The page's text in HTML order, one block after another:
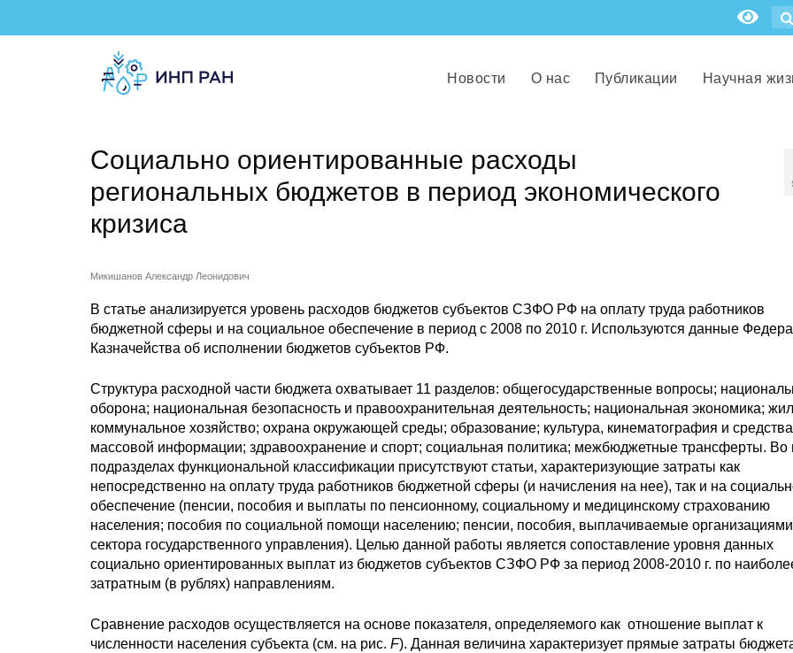
Новости О нас Публикации Научная
Социально ориентированные расходы
региональных бюджетов в период экономического
кризиса
Микишанов Александр Леонидович
В статье анализируется уровень расходов бюджетов субъектов СЗФО РФ на оплату труда работников
бюджетной сферы и на социальное обеспечение в период с 2008 по 2010 г. Используются данные
Казначейства об исполнении бюджетов субъектов РФ.
Структура расходной части бюджета охватывает 11 разделов: общегосударственные вопросы;
оборона; национальная безопасность и правоохранительная деятельность; национальная экономика;
коммунальное хозяйство; охрана окружающей среды; образование; культура, кинематография и средства
массовой информации; здравоохранение и спорт; социальная политика; межбюджетные трансферты. Во
подразделах функциональной классификации присутствуют статьи, характеризующие затраты как
непосредственно на оплату труда работников бюджетной сферы (и начисления на нее), так и на
обеспечение (пенсии, пособия и выплаты по пенсионному, социальному и медицинскому страхованию
населения; пособия по социальной помощи населению; пенсии, пособия, выплачиваемые организациями
сектора государственного управления). Целью данной работы является сопоставление уровня данных
социально ориентированных выплат из бюджетов субъектов СЗФО РФ за период 2008-2010 г. по
затратным (в рублях) направлениям.
Сравнение расходов осуществляется на основе показателя, определяемого как отношение выплат к
численности населения субъекта (см. на рис. F). Данная величина характеризует прямые затраты